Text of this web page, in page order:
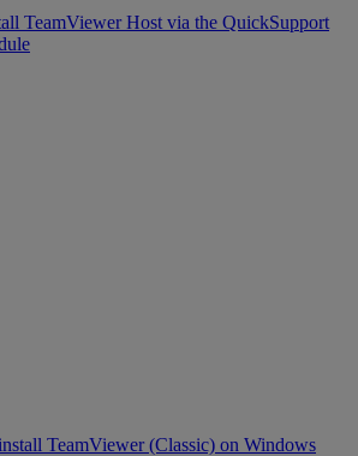
TeamViewer Host via the QuickSupport
TeamViewer (Classic) on Windows